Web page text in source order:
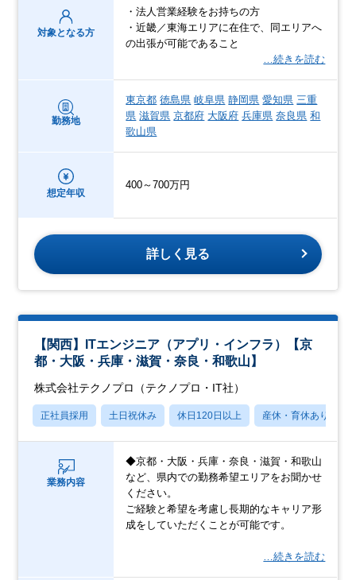
対象となる方
・法人営業経験をお持ちの方
・近畿／東海エリアに在住で、同エリアへ
の出張が可能であること
…続きを読む
勤務地
東京都 徳島県 岐阜県 静岡県 愛知県 三重
県 滋賀県 京都府 大阪府 兵庫県 奈良県 和
歌山県
想定年収
400～700万円
詳しく見る
【関西】ITエンジニア（アプリ・インフラ）【京
都・大阪・兵庫・滋賀・奈良・和歌山】
株式会社テクノプロ（テクノプロ・IT社）
正社員採用 土日祝休み 休日120日以上 産休・育休あり
業務内容
◆京都・大阪・兵庫・奈良・滋賀・和歌山
など、県内での勤務希望エリアをお聞かせ
ください。
ご経験と希望を考慮し長期的なキャリア形
成をしていただくことが可能です。
…続きを読む